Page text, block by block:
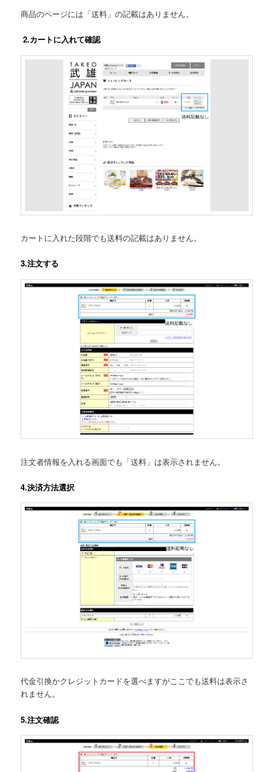
商品のページには「送料」の記載はありません。
2.カートに入れて確認
カートに入れた段階でも送料の記載はありません。
3.注文する
注文者情報を入れる画面でも「送料」は表示されません。
4.決済方法選択
代金引換かクレジットカードを選べますがここでも送料は表示さ
れません。
5.注文確認